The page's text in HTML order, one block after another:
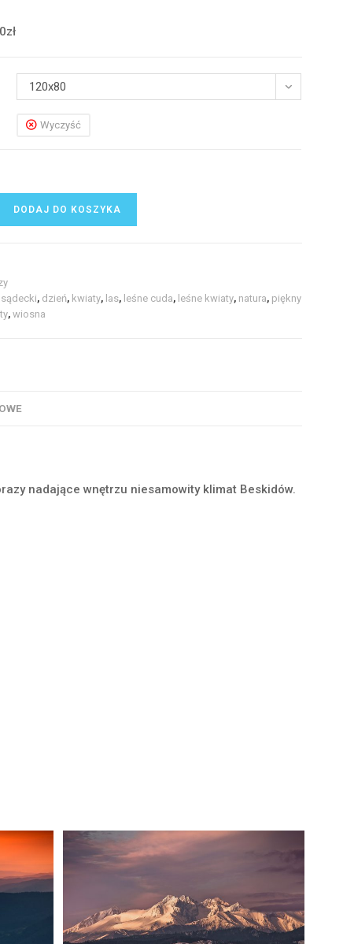
120x80
Wyczyść
DODAJ DO KOSZYKA
, dzień, kwiaty, las, leśne cuda, leśne kwiaty, natura, piękny
,wiosna
nadające wnętrzu niesamowity klimat Beskidów.